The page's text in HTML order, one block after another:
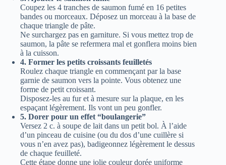
Coupez les 4 tranches de saumon fumé en 16 petites
bandes ou morceaux. Déposez un morceau à la base de
chaque triangle de pâte.
Ne surchargez pas en garniture. Si vous mettez trop de
saumon, la pâte se refermera mal et gonflera moins bien
à la cuisson.
4. Former les petits croissants feuilletés
Roulez chaque triangle en commençant par la base
garnie de saumon vers la pointe. Vous obtenez une
forme de petit croissant.
Disposez-les au fur et à mesure sur la plaque, en les
espaçant légèrement. Ils vont un peu gonfler.
5. Dorer pour un effet “boulangerie”
Versez 2 c. à soupe de lait dans un petit bol. À l’aide
d’un pinceau de cuisine (ou du dos d’une cuillère si
vous n’en avez pas), badigeonnez légèrement le dessus
de chaque feuilleté.
Cette étape donne une jolie couleur dorée uniforme